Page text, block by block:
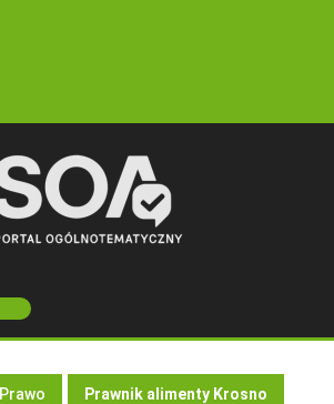
Open
Button
Prawo Prawnik alimenty Krosno